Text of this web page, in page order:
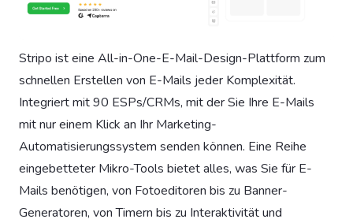
Stripo ist eine All-in-One-E-Mail-Design-Plattform zum
schnellen Erstellen von E-Mails jeder Komplexität.
Integriert mit 90 ESPs/CRMs, mit der Sie Ihre E-Mails
mit nur einem Klick an Ihr Marketing-
Automatisierungssystem senden können. Eine Reihe
eingebetteter Mikro-Tools bietet alles, was Sie für E-
Mails benötigen, von Fotoeditoren bis zu Banner-
Generatoren, von Timern bis zu Interaktivität und